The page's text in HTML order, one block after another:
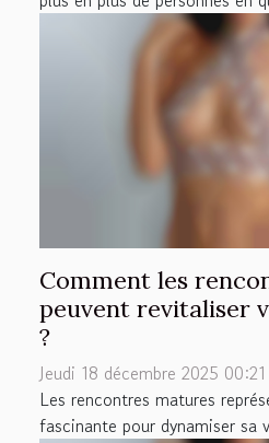
Comment les
peuvent revitaliser
?
Jeudi 18 décembre 2025 00:21
Les rencontres matures
fascinante pour dynamiser sa